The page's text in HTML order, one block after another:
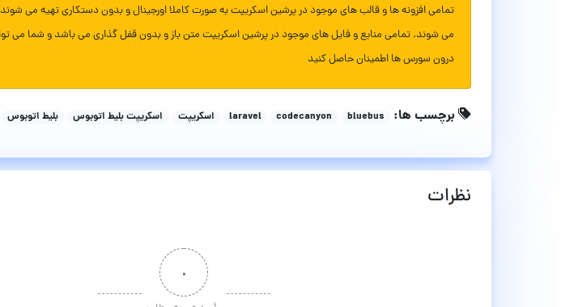
تمامی افزونه ها و قالب های موجود در پرشین اسکریپت به صورت کاملا اورجینال و بدون دستکاری تهیه می
می شوند. تمامی منابع و فایل های موجود در پرشین اسکریپت متن باز و بدون قفل گذاری می باشد و شما می
درون سورس ها اطمینان حاصل کنید
برچسب ها: bluebus
codecanyon
laravel اسکریپت اسکریپت بلیط اتوبوس بلیط اتوبوس
نظرات
۰